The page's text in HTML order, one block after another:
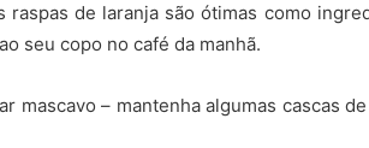
raspas de laranja são ótimas como
seu copo no café da manhã.
mascavo – mantenha algumas cascas